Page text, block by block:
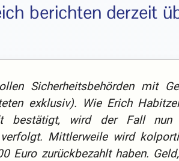
berichten derzeit
Sicherheitsbehörden mit
exklusiv). Wie Erich
bestätigt, wird der Fall
Mittlerweile wird
Euro zurückbezahlt haben.